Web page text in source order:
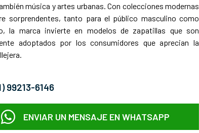
música y artes urbanas. Con colecciones modernas
sorprendentes, tanto para el público masculino como
la marca invierte en modelos de zapatillas que son
adoptados por los consumidores que aprecian la
99213-6146
ENVIAR UN MENSAJE EN WHATSAPP